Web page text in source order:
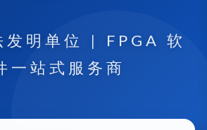
发明单位 | FPGA 软
一站式服务商